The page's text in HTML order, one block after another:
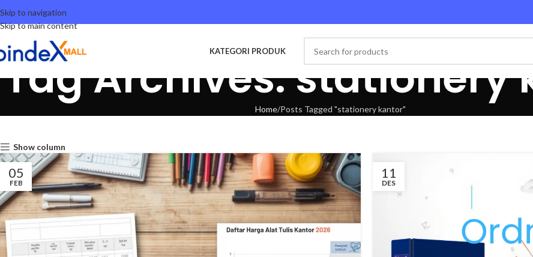
Skip to navigation
Skip to main content
KATEGORI PRODUK
Tag Archives: stationery
Home Posts Tagged "stationery kantor"
Show column
05
FEB
11
DES